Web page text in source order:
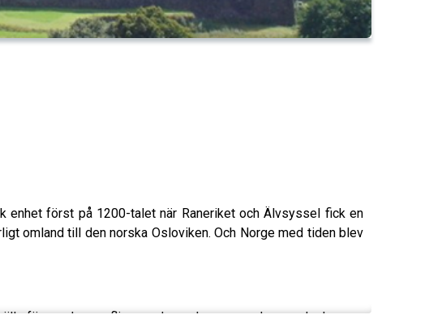
enhet först på 1200-talet när Raneriket och Älvsyssel fick en
omland till den norska Osloviken. Och Norge med tiden blev